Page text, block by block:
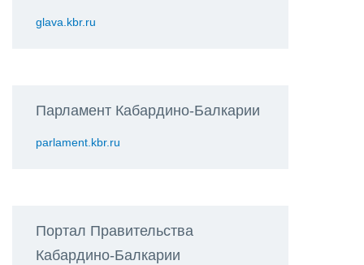
glava.kbr.ru
Парламент Кабардино-Балкарии
parlament.kbr.ru
Портал Правительства
Кабардино-Балкарии